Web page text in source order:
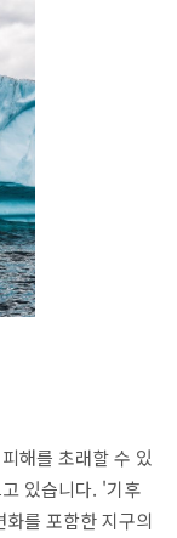
해를 초래할 수 있
있습니다. '기후
를 포함한 지구의